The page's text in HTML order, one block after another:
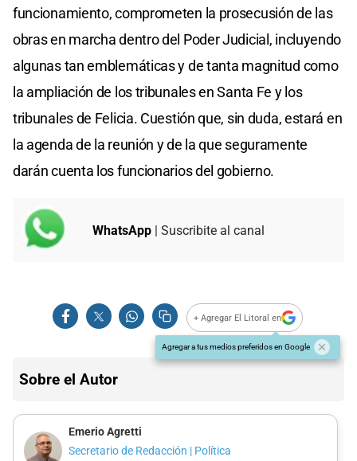
funcionamiento, comprometen la prosecusión de las
obras en marcha dentro del Poder Judicial, incluyendo
algunas tan emblemáticas y de tanta magnitud como
la ampliación de los tribunales en Santa Fe y los
tribunales de Felicia. Cuestión que, sin duda, estará en
la agenda de la reunión y de la que seguramente
darán cuenta los funcionarios del gobierno.
WhatsApp | Suscribite al canal
+ Agregar El Litoral en
Agregar a tus medios preferidos en Google
Sobre el Autor
Emerio Agretti
Secretario de Redacción | Política